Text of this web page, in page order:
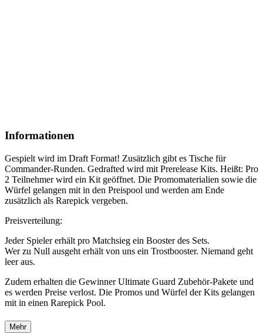
Informationen
Gespielt wird im Draft Format! Zusätzlich gibt es Tische für
Commander-Runden. Gedrafted wird mit Prerelease Kits. Heißt: Pro
2 Teilnehmer wird ein Kit geöffnet. Die Promomaterialien sowie die
Würfel gelangen mit in den Preispool und werden am Ende
zusätzlich als Rarepick vergeben.
Preisverteilung:
Jeder Spieler erhält pro Matchsieg ein Booster des Sets.
Wer zu Null ausgeht erhält von uns ein Trostbooster. Niemand geht
leer aus.
Zudem erhalten die Gewinner Ultimate Guard Zubehör-Pakete und
es werden Preise verlost. Die Promos und Würfel der Kits gelangen
mit in einen Rarepick Pool.
Mehr